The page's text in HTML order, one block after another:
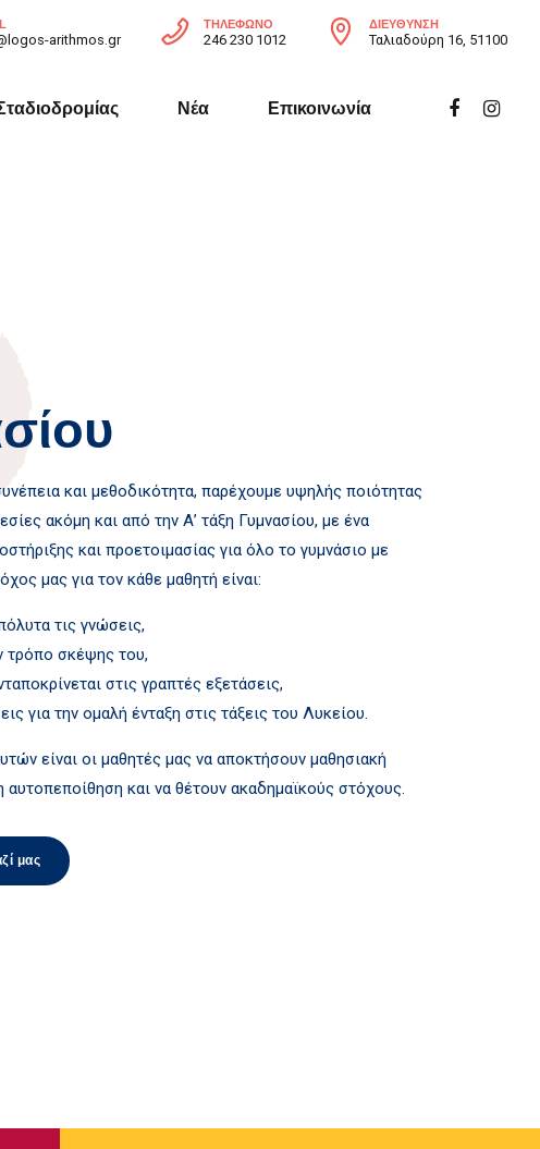
arithmos.gr
ΤΗΛΈΦΩΝΟ
246 230 1012
ΔΙΕΎΘΥΝΣΗ
Ταλιαδούρη 16, 51100
Νέα Επικοινωνία
και μεθοδικότητα, παρέχουμε υψηλής ποιότητας
ακόμη και από την Α’ τάξη Γυμνασίου, με ένα
και προετοιμασίας για όλο το γυμνάσιο µε
µας για τον κάθε μαθητή είναι:
τις γνώσεις,
τρόπο σκέψης του,
στις γραπτές εξετάσεις,
για την ομαλή ένταξη στις τάξεις του Λυκείου.
είναι οι μαθητές μας να αποκτήσουν μαθησιακή
αυτοπεποίθηση και να θέτουν ακαδημαϊκούς στόχους.
μας